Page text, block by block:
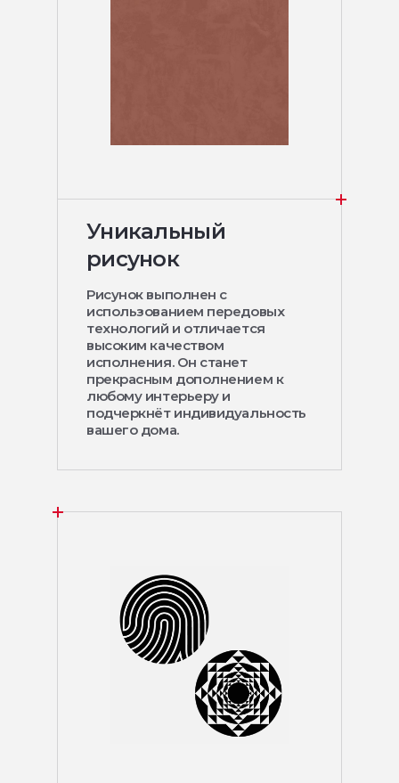
Уникальный
рисунок
Рисунок выполнен с
использованием передовых
технологий и отличается
высоким качеством
исполнения. Он станет
прекрасным дополнением к
любому интерьеру и
подчеркнёт индивидуальность
вашего дома.